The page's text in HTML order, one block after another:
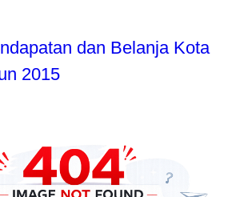
dan Belanja Kota
2015